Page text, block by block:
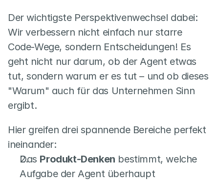
Der wichtigste Perspektivenwechsel dabei:
Wir verbessern nicht einfach nur starre
Code-Wege, sondern Entscheidungen! Es
geht nicht nur darum, ob der Agent etwas
tut, sondern warum er es tut – und ob dieses
"Warum" auch für das Unternehmen Sinn
ergibt.
Hier greifen drei spannende Bereiche perfekt
ineinander:
Das Produkt-Denken bestimmt, welche
Aufgabe der Agent überhaupt